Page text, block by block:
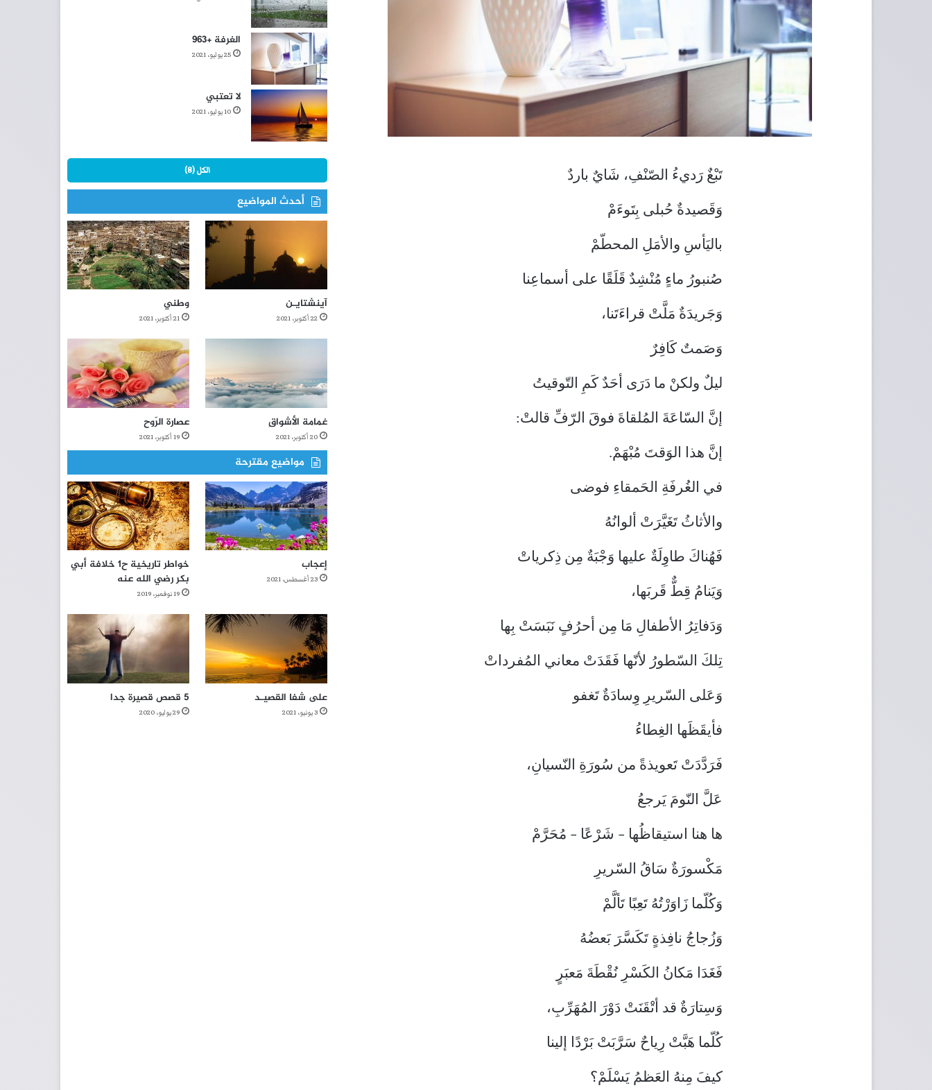
تَبْغٌ رَديءُ الصّنْفِ، شَايٌ باردٌ
وَقَصيدةٌ حُبلى بِتَوءَمْ
باليَأسِ والأمَلِ المحطّمْ
صُنبورُ ماءٍ مُنْشِدٌ قَلَقًا على أسماعِنا
وَجَريدَةٌ مَلَّتْ قراءَتَنا،
وَصَمتٌ كَافِرٌ
ليلٌ ولكنْ ما دَرَى أحَدٌ كَمِ التّوقيتُ
إنَّ السّاعَةَ المُلقاةَ فوقَ الرّفِّ قالتْ:
إنَّ هذا الوَقتَ مُبْهَمْ.
في الغُرفَةِ الحَمقاءِ فوضى
والأثاثُ تَغَيَّرَتْ ألوانُهُ
فَهُناكَ طاوِلَةٌ عليها وَجْبَةٌ مِن ذِكرياتْ
وَيَنامُ قِطٌّ قَربَها،
وَدَفاتِرُ الأطفالِ مَا مِن أحرُفٍ نَبَسَتْ بِها
تِلكَ السّطورُ لأنّها فَقَدَتْ معاني المُفرداتْ
وَعَلى السّريرِ وِسادَةٌ تَغفو
فأيقَظَها الغِطاءُ
فَرَدَّدَتْ تَعويذةً من سُورَةِ النّسيانِ،
عَلَّ النّومَ يَرجعُ
ها هنا استيقاظُها – شَرْعًا – مُحَرَّمْ
مَكْسورَةٌ سَاقُ السّريرِ
وَكُلّما زَاوَرْتُهُ تَعِبًا تَألَّمْ
وَزُجاجُ نافِذةٍ تَكَسَّرَ بَعضُهُ
فَغَدَا مَكانُ الكَسْرِ نُقْطَةَ مَعبَرٍ
وَسِتارَةٌ قد أتْقَنَتْ دَوْرَ المُهَرِّبِ،
كُلّما هَبَّتْ رِياحٌ سَرَّبَتْ بَرْدًا إلينا
كيفَ مِنهُ العَظمُ يَسْلَمْ؟
الغرفة +963
25 يوليو، 2021
لا تعتبي
10 يوليو، 2021
الكل (8)
أحدث المواضيع
آينشتايـن
22 أكتوبر، 2021
وطني
21 أكتوبر، 2021
غمامة الأشواقِ
20 أكتوبر، 2021
عصارة الرّوح
19 أكتوبر، 2021
مواضيع مقترحة
إعجاب
23 أغسطس، 2021
خواطر تاريخية ح1 خلافة أبي
بكر رضي الله عنه
19 نوفمبر، 2019
على شفا القصيـد
3 يونيو، 2021
5 قصص قصيرة جدا
29 يوليو، 2020